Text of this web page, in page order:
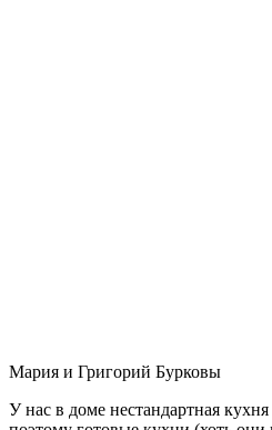
Мария и Григорий Бурковы
У нас в доме нестандартная